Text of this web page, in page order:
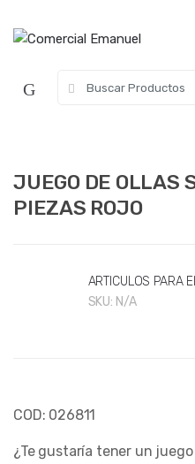
de:
JUEGO DE OLLAS
PIEZAS ROJO
ARTICULOS PARA
SKU: N/A
COD: 026811
¿Te gustaría tener un